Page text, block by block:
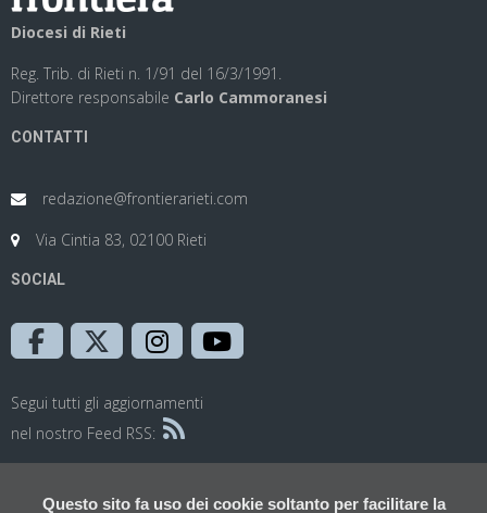
Questo sito fa uso dei cookie soltanto per facilitare la
Diocesi di Rieti
Reg. Trib. di Rieti n. 1/91 del 16/3/1991.
Direttore responsabile Carlo Cammoranesi
CONTATTI
redazione@frontierarieti.com
Via Cintia 83, 02100 Rieti
SOCIAL
Segui tutti gli aggiornamenti
nel nostro Feed RSS: